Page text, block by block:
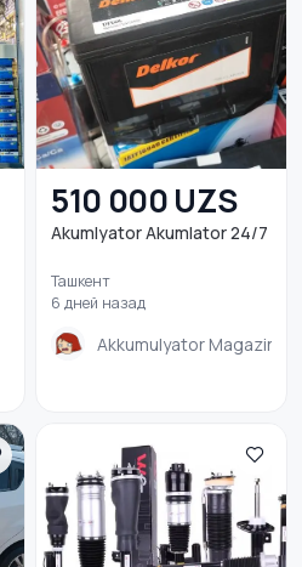
Запчасти
510 000 UZS
Akumlyator Akumlator 24/7
Ташкент
6 дней назад
Akkumulyator Magazin